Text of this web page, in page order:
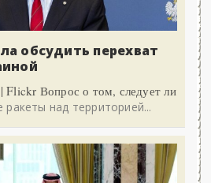
обсудить перехват
Вопрос о том, следует ли
ракеты над территорией...